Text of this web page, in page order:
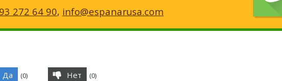
272 64 90, info@espanarusa.com
Да (0) Нет (0)